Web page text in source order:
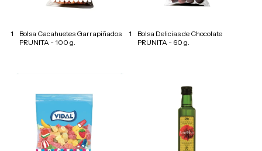
1
Bolsa Cacahuetes Garrapiñados
PRUNITA - 100 g.
1
Bolsa Delicias de Chocolate
PRUNITA - 60 g.